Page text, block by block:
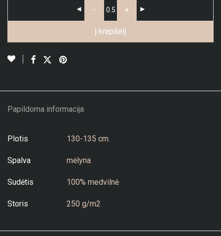
- +
Į krepšelį
Papildoma informacija
Plotis 130-135 cm.
Spalva mėlyna
Sudėtis 100% medvilnė
Storis 250 g/m2